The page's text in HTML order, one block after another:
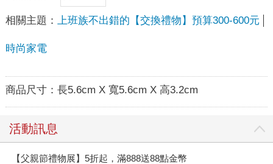
相關主題： 上班族不出錯的【交換禮物】預算300-600元
時尚家電
商品尺寸： 長5.6cm X 寬5.6cm X 高3.2cm
活動訊息
【父親節禮物展】5折起，滿888送88點金幣